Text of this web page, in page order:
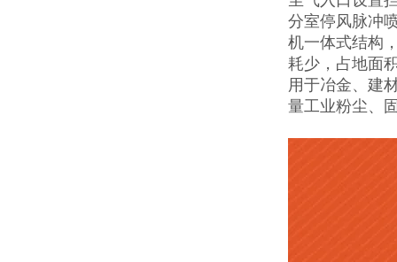
分室停风脉冲
机一体式结构
耗少，占地面
用于冶金、建
量工业粉尘、